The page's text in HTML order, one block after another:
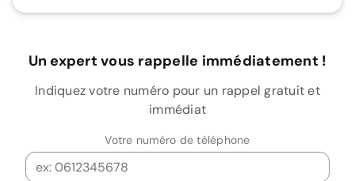
Un expert vous rappelle immédiatement !
Indiquez votre numéro pour un rappel gratuit et
immédiat
Votre numéro de téléphone